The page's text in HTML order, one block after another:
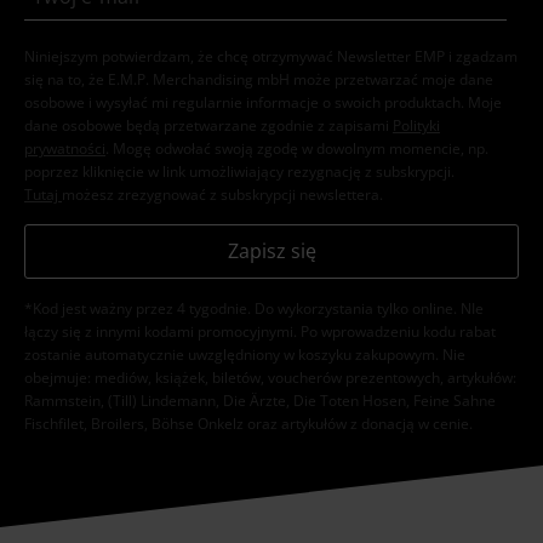
Niniejszym potwierdzam, że chcę otrzymywać Newsletter EMP i zgadzam
się na to, że E.M.P. Merchandising mbH może przetwarzać moje dane
osobowe i wysyłać mi regularnie informacje o swoich produktach. Moje
dane osobowe będą przetwarzane zgodnie z zapisami
Polityki
prywatności . Mogę odwołać swoją zgodę w dowolnym momencie, np.
poprzez kliknięcie w link umożliwiający rezygnację z subskrypcji.
Tutaj możesz zrezygnować z subskrypcji newslettera.
Zapisz się
*Kod jest ważny przez 4 tygodnie. Do wykorzystania tylko online. NIe
łączy się z innymi kodami promocyjnymi. Po wprowadzeniu kodu rabat
zostanie automatycznie uwzględniony w koszyku zakupowym. Nie
obejmuje: mediów, książek, biletów, voucherów prezentowych, artykułów:
Rammstein, (Till) Lindemann, Die Ärzte, Die Toten Hosen, Feine Sahne
Fischfilet, Broilers, Böhse Onkelz oraz artykułów z donacją w cenie.